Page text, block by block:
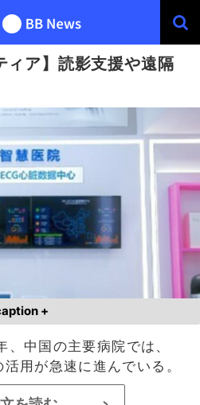
ィア】読影支援や遠隔
+
、中国の主要病院では、
用が急速に進んでいる。